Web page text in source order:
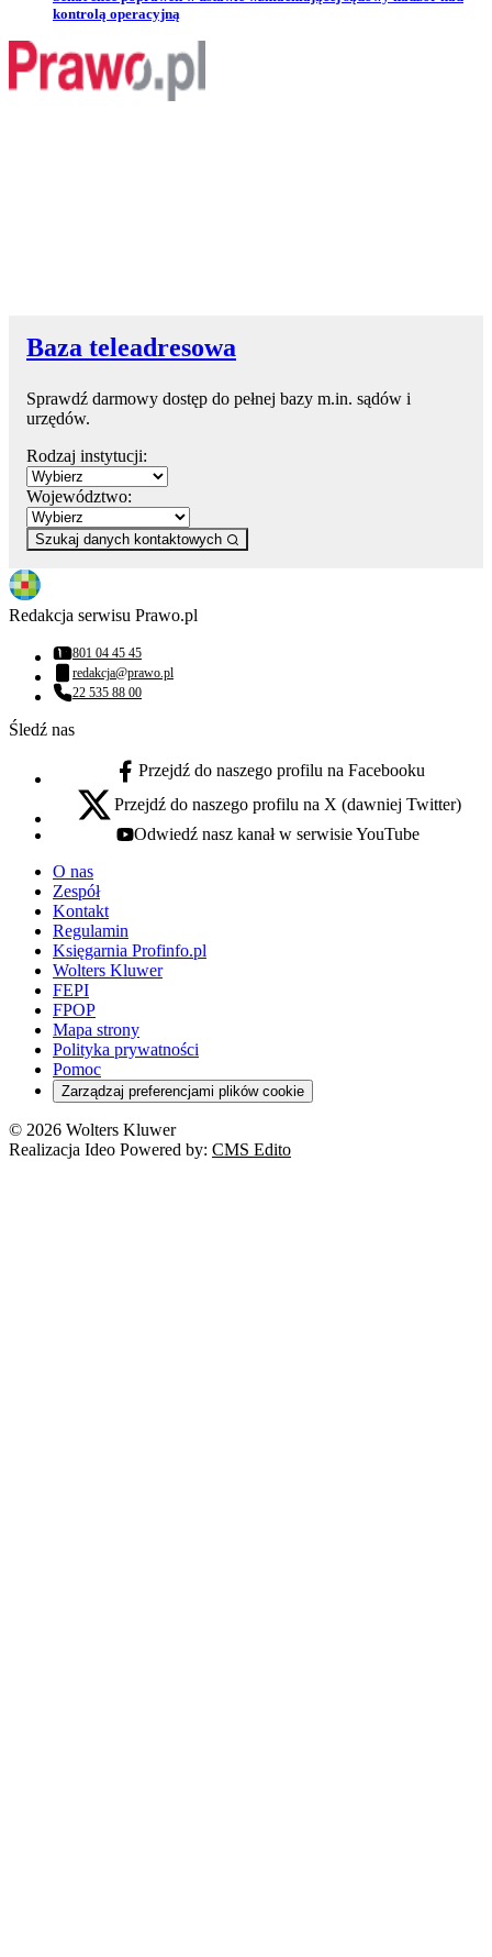
kontrolą operacyjną
Baza teleadresowa
Sprawdź darmowy dostęp do pełnej bazy m.in. sądów i
urzędów.
Rodzaj instytucji:
Województwo:
Szukaj danych kontaktowych
Redakcja serwisu Prawo.pl
Numer telefonu:
801 04 45 45
Adres email:
redakcja@prawo.pl
Numer telefonu:
22 535 88 00
Śledź nas
facebook - otwiera się w nowej karcie
Przejdź do naszego profilu na Facebooku
x - otwiera się w nowej karcie
Przejdź do naszego profilu na X (dawniej Twitter)
youtube - otwiera się w nowej karcie
Odwiedź nasz kanał w serwisie YouTube
O nas
Zespół
Kontakt
Regulamin
Księgarnia Profinfo.pl
Wolters Kluwer
FEPI
FPOP
Mapa strony
Polityka prywatności
Pomoc
Zarządzaj preferencjami plików cookie
© 2026 Wolters Kluwer
Realizacja Ideo Powered by: CMS Edito